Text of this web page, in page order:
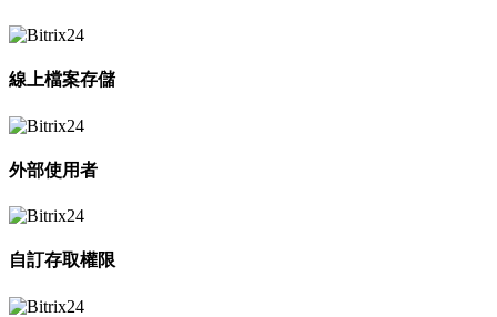
線上檔案存儲
外部使用者
自訂存取權限